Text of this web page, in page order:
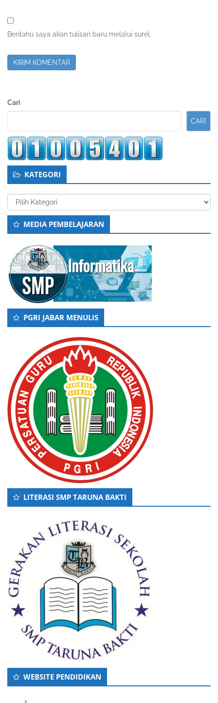
Beritahu saya akan tulisan baru melalui surel.
Sidebar
Cari
CARI
KATEGORI
Kategori
MEDIA PEMBELAJARAN
PGRI JABAR MENULIS
LITERASI SMP TARUNA BAKTI
WEBSITE PENDIDIKAN